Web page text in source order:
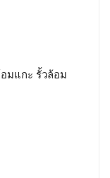
มแกะ รั้วล้อม